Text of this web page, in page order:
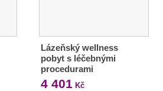
Lázeňský wellness
pobyt s léčebnými
procedurami
4 401 Kč